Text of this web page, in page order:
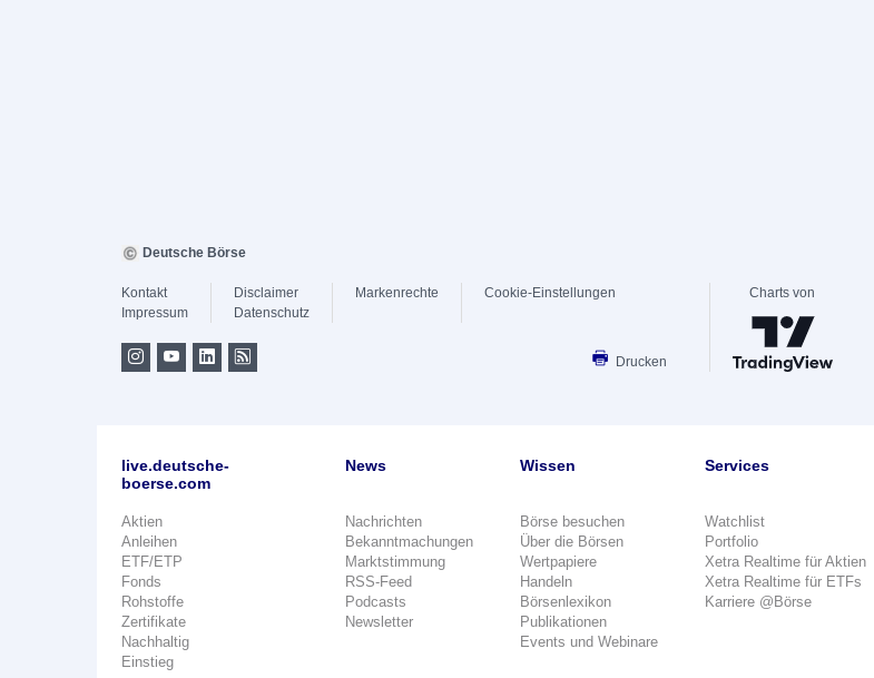
Deutsche Börse
Kontakt
Impressum
Disclaimer
Datenschutz
Markenrechte Cookie-Einstellungen
Drucken
Charts von
live.deutsche-
boerse.com
Aktien
Anleihen
ETF/ETP
Fonds
Rohstoffe
Zertifikate
Nachhaltig
Einstieg
News
Nachrichten
Bekanntmachungen
Marktstimmung
RSS-Feed
Podcasts
Newsletter
Wissen
Börse besuchen
Über die Börsen
Wertpapiere
Handeln
Börsenlexikon
Publikationen
Events und Webinare
Services
Watchlist
Portfolio
Xetra Realtime für Aktien
Xetra Realtime für ETFs
Karriere @Börse